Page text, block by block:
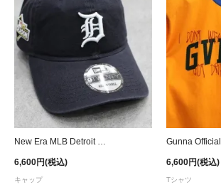
6,600円(税込)
キャップ
6,600円(税込)
Tシャツ